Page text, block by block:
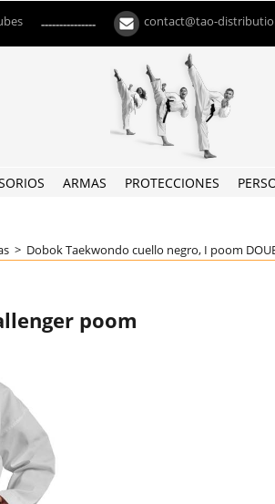
--------------- contact@tao-
ARMAS PROTECCIONES
> Dobok Taekwondo cuello negro, I poom
poom